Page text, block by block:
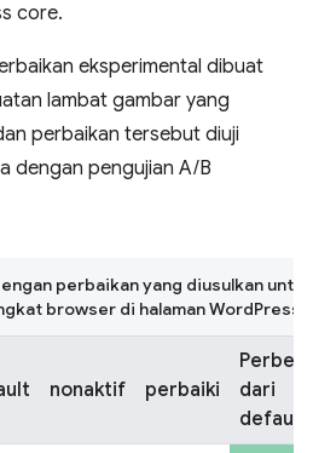
core.
eksperimental dibuat
lambat gambar yang
perbaikan tersebut diuji
dengan pengujian A/B
nonaktif perbaiki
dari
default
perbaikan yang diusulkan
browser di halaman WordPress